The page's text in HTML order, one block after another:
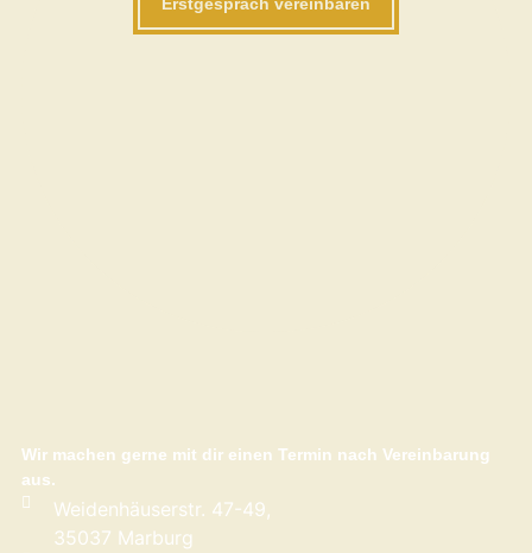
Wir machen gerne mit dir einen Termin nach Vereinbarung
aus.
Weidenhäuserstr. 47-49,
35037 Marburg